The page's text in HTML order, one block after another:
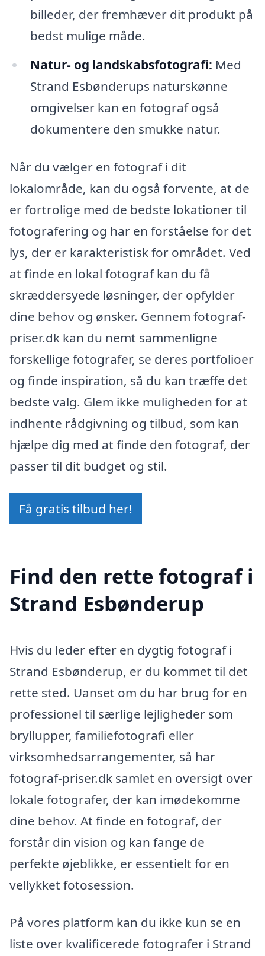
billeder, der fremhæver dit produkt på
bedst mulige måde.
Natur- og landskabsfotografi: Med
Strand Esbønderups naturskønne
omgivelser kan en fotograf også
dokumentere den smukke natur.
Når du vælger en fotograf i dit
lokalområde, kan du også forvente, at de
er fortrolige med de bedste lokationer til
fotografering og har en forståelse for det
lys, der er karakteristisk for området. Ved
at finde en lokal fotograf kan du få
skræddersyede løsninger, der opfylder
dine behov og ønsker. Gennem fotograf-
priser.dk kan du nemt sammenligne
forskellige fotografer, se deres portfolioer
og finde inspiration, så du kan træffe det
bedste valg. Glem ikke muligheden for at
indhente rådgivning og tilbud, som kan
hjælpe dig med at finde den fotograf, der
passer til dit budget og stil.
Få gratis tilbud her!
Find den rette fotograf i
Strand Esbønderup
Hvis du leder efter en dygtig fotograf i
Strand Esbønderup, er du kommet til det
rette sted. Uanset om du har brug for en
professionel til særlige lejligheder som
bryllupper, familiefotografi eller
virksomhedsarrangementer, så har
fotograf-priser.dk samlet en oversigt over
lokale fotografer, der kan imødekomme
dine behov. At finde en fotograf, der
forstår din vision og kan fange de
perfekte øjeblikke, er essentielt for en
vellykket fotosession.
På vores platform kan du ikke kun se en
liste over kvalificerede fotografer i Strand